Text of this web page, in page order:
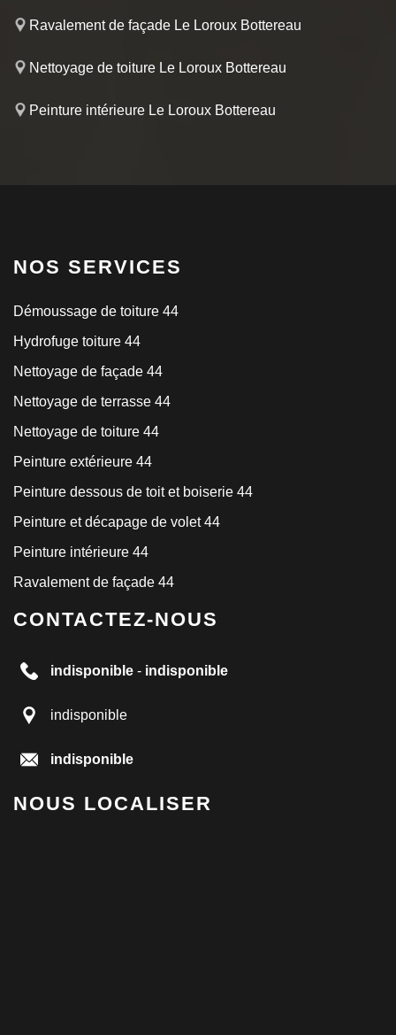
Ravalement de façade Le Loroux Bottereau
Nettoyage de toiture Le Loroux Bottereau
Peinture intérieure Le Loroux Bottereau
NOS SERVICES
Démoussage de toiture 44
Hydrofuge toiture 44
Nettoyage de façade 44
Nettoyage de terrasse 44
Nettoyage de toiture 44
Peinture extérieure 44
Peinture dessous de toit et boiserie 44
Peinture et décapage de volet 44
Peinture intérieure 44
Ravalement de façade 44
CONTACTEZ-NOUS
indisponible - indisponible
indisponible
indisponible
NOUS LOCALISER